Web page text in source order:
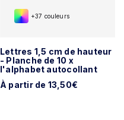
+37 couleurs
Lettres 1,5 cm de hauteur
- Planche de 10 x
l'alphabet autocollant
À partir de 13,50€